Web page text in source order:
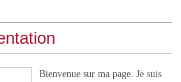
Bienvenue sur ma page. Je suis